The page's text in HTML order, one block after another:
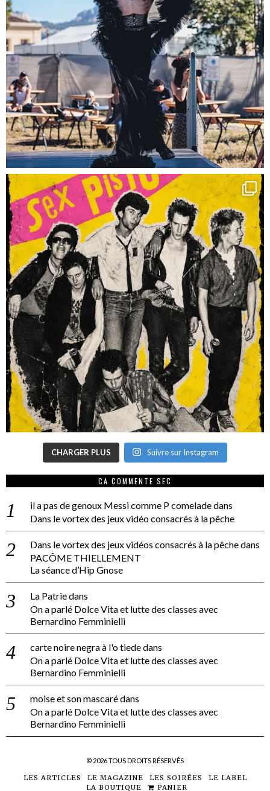
CHARGER PLUS Suivre sur Instagram
CA COMMENTE SEC
il a pas de genoux Messi comme P comeladedans
Dans le vortex des jeux vidéo consacrés à la pêche
Dans le vortex des jeux vidéos consacrés à la pêchedans
PACÔME THIELLEMENT
La séance d’Hip Gnose
La Patriedans
On a parlé Dolce Vita et lutte des classes avec
Bernardino Femminielli
carte noire negra à l'o tiededans
On a parlé Dolce Vita et lutte des classes avec
Bernardino Femminielli
moise et son mascarédans
On a parlé Dolce Vita et lutte des classes avec
Bernardino Femminielli
© 2026TOUS DROITS RÉSERVÉS
LES ARTICLES LE MAGAZINE LES SOIRÉES
LE LABEL
LA BOUTIQUE
PANIER